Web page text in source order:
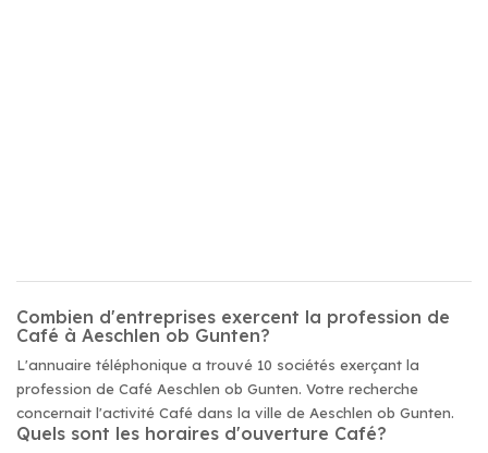
Combien d'entreprises exercent la profession de
Café à Aeschlen ob Gunten?
L'annuaire téléphonique a trouvé 10 sociétés exerçant la
profession de Café Aeschlen ob Gunten. Votre recherche
concernait l'activité Café dans la ville de Aeschlen ob Gunten.
Quels sont les horaires d'ouverture Café?